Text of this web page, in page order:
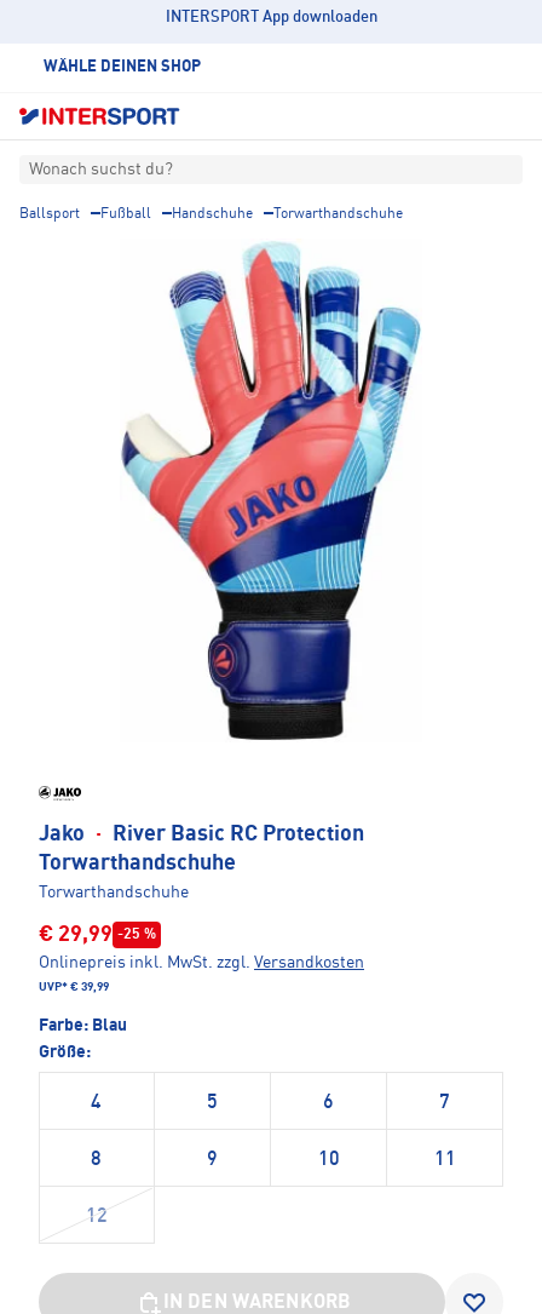
INTERSPORT App downloaden
WÄHLE DEINEN SHOP
Wonach suchst du?
Ballsport Fußball Handschuhe Torwarthandschuhe
Jako ·
River Basic RC Protection
Torwarthandschuhe
Torwarthandschuhe
€ 29,99 -25 %
Onlinepreis inkl. MwSt. zzgl. Versandkosten
UVP* € 39,99
Farbe: Blau
Größe:
4 5 6 7
8 9 10 11
12
IN DEN WARENKORB